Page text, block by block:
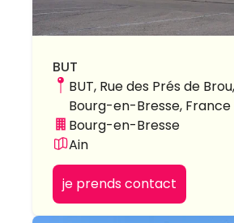
BUT
BUT, Rue des Prés de
Bourg-en-Bresse, France
Bourg-en-Bresse
Ain
je prends contact